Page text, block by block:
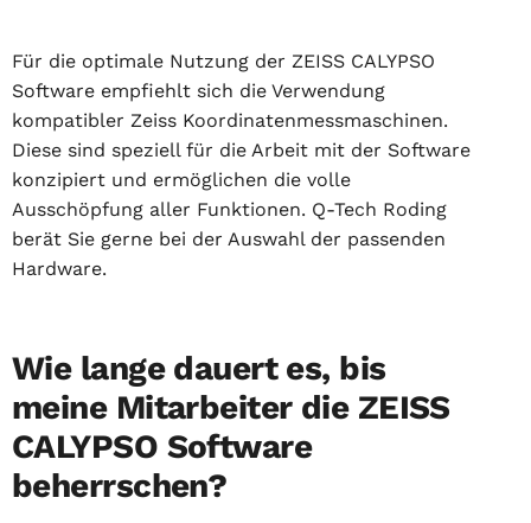
Für die optimale Nutzung der ZEISS CALYPSO
Software empfiehlt sich die Verwendung
kompatibler Zeiss Koordinatenmessmaschinen.
Diese sind speziell für die Arbeit mit der Software
konzipiert und ermöglichen die volle
Ausschöpfung aller Funktionen. Q-Tech Roding
berät Sie gerne bei der Auswahl der passenden
Hardware.
Wie lange dauert es, bis
meine Mitarbeiter die ZEISS
CALYPSO Software
beherrschen?